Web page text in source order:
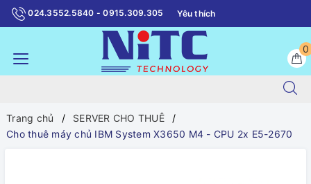
024.3552.5840 - 0915.309.305 Yêu thích
0
Trang chủ
SERVER CHO THUÊ
Cho thuê máy chủ IBM System X3650 M4 - CPU 2x E5-2670